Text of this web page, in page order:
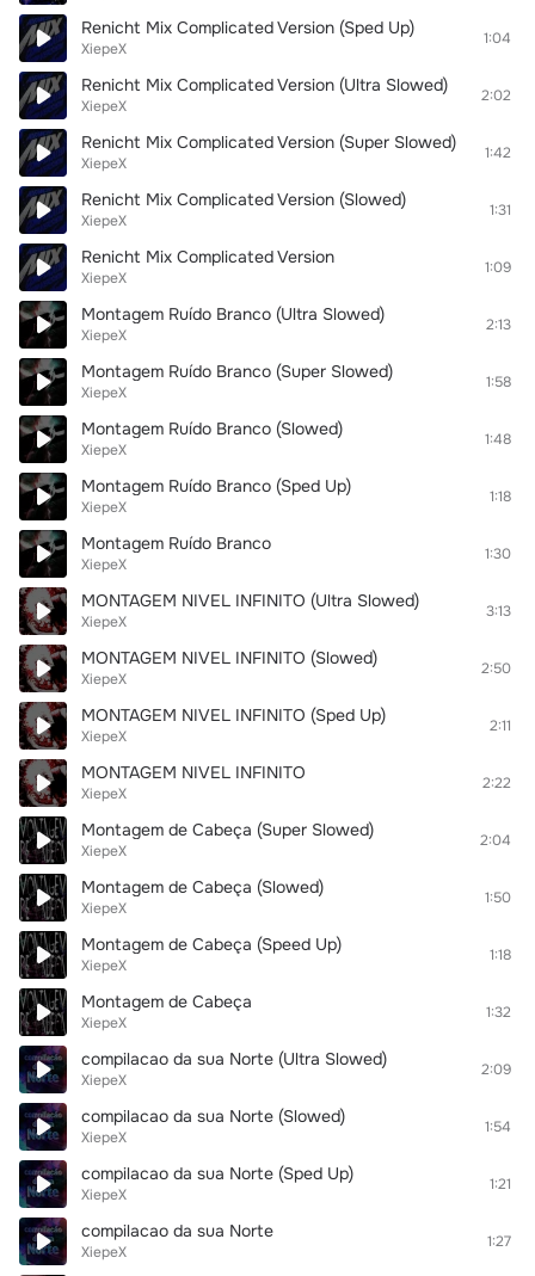
Renicht Mix Complicated Version (Sped Up)
XiepeX
1:04
Renicht Mix Complicated Version (Ultra Slowed)
XiepeX
2:02
Renicht Mix Complicated Version (Super Slowed)
XiepeX
1:42
Renicht Mix Complicated Version (Slowed)
XiepeX
1:31
Renicht Mix Complicated Version
XiepeX
1:09
Montagem Ruído Branco (Ultra Slowed)
XiepeX
2:13
Montagem Ruído Branco (Super Slowed)
XiepeX
1:58
Montagem Ruído Branco (Slowed)
XiepeX
1:48
Montagem Ruído Branco (Sped Up)
XiepeX
1:18
Montagem Ruído Branco
XiepeX
1:30
MONTAGEM NIVEL INFINITO (Ultra Slowed)
XiepeX
3:13
MONTAGEM NIVEL INFINITO (Slowed)
XiepeX
2:50
MONTAGEM NIVEL INFINITO (Sped Up)
XiepeX
2:11
MONTAGEM NIVEL INFINITO
XiepeX
2:22
Montagem de Cabeça (Super Slowed)
XiepeX
2:04
Montagem de Cabeça (Slowed)
XiepeX
1:50
Montagem de Cabeça (Speed Up)
XiepeX
1:18
Montagem de Cabeça
XiepeX
1:32
compilacao da sua Norte (Ultra Slowed)
XiepeX
2:09
compilacao da sua Norte (Slowed)
XiepeX
1:54
compilacao da sua Norte (Sped Up)
XiepeX
1:21
compilacao da sua Norte
XiepeX
1:27